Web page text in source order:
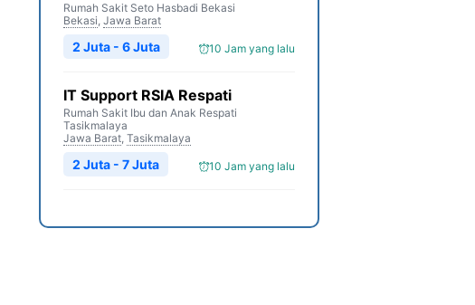
Rumah Sakit Seto Hasbadi Bekasi
Bekasi, Jawa Barat
10 Jam yang lalu
2 Juta - 6 Juta
IT Support RSIA Respati
Rumah Sakit Ibu dan Anak Respati
Tasikmalaya
Jawa Barat, Tasikmalaya
10 Jam yang lalu
2 Juta - 7 Juta